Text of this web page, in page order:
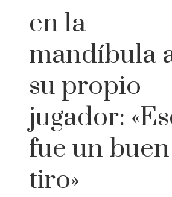
en la
mandíbula
su propio
jugador:
fue un buen
tiro»